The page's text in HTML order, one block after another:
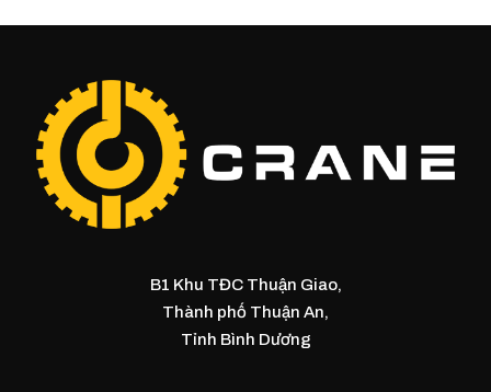
B1 Khu TĐC Thuận Giao,
Thành phố Thuận An,
Tỉnh Bình Dương